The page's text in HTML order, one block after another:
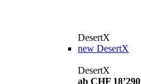
DesertX
new DesertX
DesertX
ab CHF 18’290